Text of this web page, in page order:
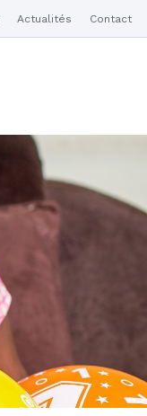
Actualités Contact